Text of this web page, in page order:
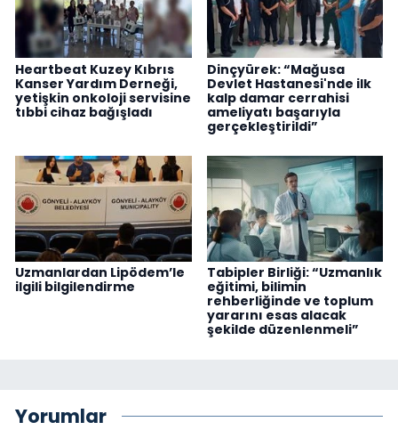
Heartbeat Kuzey Kıbrıs
Kanser Yardım Derneği,
yetişkin onkoloji servisine
tıbbi cihaz bağışladı
Dinçyürek: “Mağusa
Devlet Hastanesi'nde ilk
kalp damar cerrahisi
ameliyatı başarıyla
gerçekleştirildi”
Uzmanlardan Lipödem’le
ilgili bilgilendirme
Tabipler Birliği: “Uzmanlık
eğitimi, bilimin
rehberliğinde ve toplum
yararını esas alacak
şekilde düzenlenmeli”
Yorumlar